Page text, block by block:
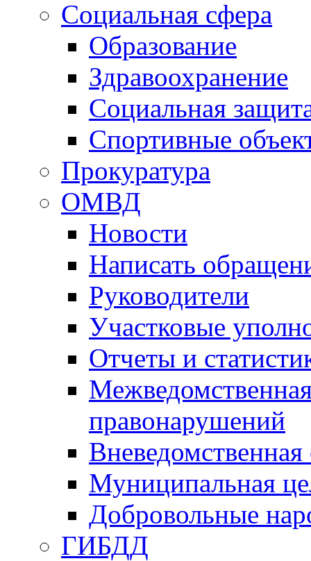
Социальная сфера
Образование
Здравоохранение
Социальная
Спортивные
Прокуратура
ОМВД
Новости
Написать
Руководители
Участковые
Отчеты и
правонарушений
Вневедомственная
Муниципальная
Добровольные
ГИБДД